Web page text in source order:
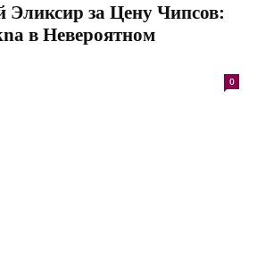
Эликсир за Цену Чипсов:
в Невероятном
0